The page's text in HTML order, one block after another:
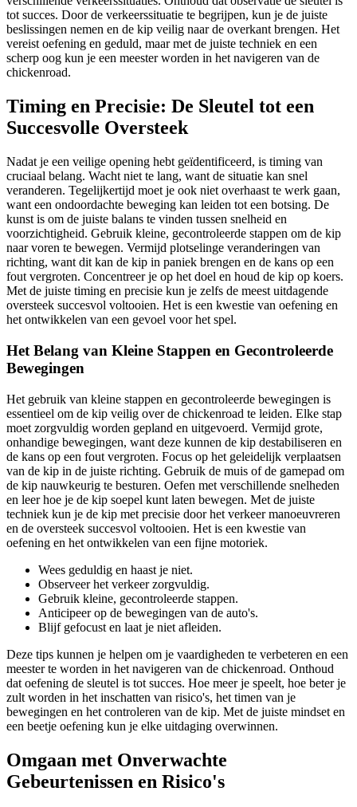
tot succes. Door de verkeerssituatie te begrijpen, kun je de juiste
beslissingen nemen en de kip veilig naar de overkant brengen. Het
vereist oefening en geduld, maar met de juiste techniek en een
scherp oog kun je een meester worden in het navigeren van de
chickenroad.
Timing en Precisie: De Sleutel tot een
Succesvolle Oversteek
Nadat je een veilige opening hebt geïdentificeerd, is timing van
cruciaal belang. Wacht niet te lang, want de situatie kan snel
veranderen. Tegelijkertijd moet je ook niet overhaast te werk gaan,
want een ondoordachte beweging kan leiden tot een botsing. De
kunst is om de juiste balans te vinden tussen snelheid en
voorzichtigheid. Gebruik kleine, gecontroleerde stappen om de kip
naar voren te bewegen. Vermijd plotselinge veranderingen van
richting, want dit kan de kip in paniek brengen en de kans op een
fout vergroten. Concentreer je op het doel en houd de kip op koers.
Met de juiste timing en precisie kun je zelfs de meest uitdagende
oversteek succesvol voltooien. Het is een kwestie van oefening en
het ontwikkelen van een gevoel voor het spel.
Het Belang van Kleine Stappen en Gecontroleerde
Bewegingen
Het gebruik van kleine stappen en gecontroleerde bewegingen is
essentieel om de kip veilig over de chickenroad te leiden. Elke stap
moet zorgvuldig worden gepland en uitgevoerd. Vermijd grote,
onhandige bewegingen, want deze kunnen de kip destabiliseren en
de kans op een fout vergroten. Focus op het geleidelijk verplaatsen
van de kip in de juiste richting. Gebruik de muis of de gamepad om
de kip nauwkeurig te besturen. Oefen met verschillende snelheden
en leer hoe je de kip soepel kunt laten bewegen. Met de juiste
techniek kun je de kip met precisie door het verkeer manoeuvreren
en de oversteek succesvol voltooien. Het is een kwestie van
oefening en het ontwikkelen van een fijne motoriek.
Wees geduldig en haast je niet.
Observeer het verkeer zorgvuldig.
Gebruik kleine, gecontroleerde stappen.
Anticipeer op de bewegingen van de auto's.
Blijf gefocust en laat je niet afleiden.
Deze tips kunnen je helpen om je vaardigheden te verbeteren en een
meester te worden in het navigeren van de chickenroad. Onthoud
dat oefening de sleutel is tot succes. Hoe meer je speelt, hoe beter je
zult worden in het inschatten van risico's, het timen van je
bewegingen en het controleren van de kip. Met de juiste mindset en
een beetje oefening kun je elke uitdaging overwinnen.
Omgaan met Onverwachte
Gebeurtenissen en Risico's